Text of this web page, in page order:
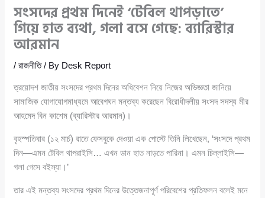
সংসদের প্রথম দিনেই ‘টেবিল থাপড়াতে’
গিয়ে হাত ব্যথা, গলা বসে গেছে: ব্যারিস্টার
আরমান
/রাজনীতি/ By Desk Report
ত্রয়োদশ জাতীয় সংসদের প্রথম দিনের অধিবেশন নিয়ে নিজের অভিজ্ঞতা জানিয়ে
সামাজিক যোগাযোগমাধ্যমে আবেগঘন মন্তব্য করেছেন বিরোধীদলীয় সংসদ সদস্য মীর
আহমেদ বিন কাশেম (ব্যারিস্টার আরমান)।
বৃহস্পতিবার (১২ মার্চ) রাতে ফেসবুকে দেওয়া এক পোস্টে তিনি লিখেছেন, ‘সংসদে প্রথম
দিন—এমন টেবিল থাপরাইসি… এখন ডান হাত নাড়তে পারিনা। এমন চিল্লাইসি—
গলা গেসে বইস্যা।’
তার এই মন্তব্য সংসদের প্রথম দিনের উত্তেজনাপূর্ণ পরিবেশের প্রতিফলন বলেই মনে